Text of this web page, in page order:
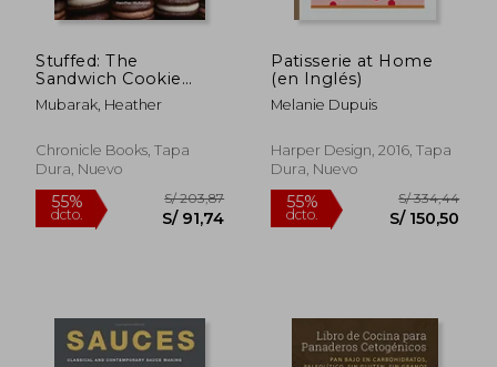
55%
dcto.
S/ 218,36 55%
dcto.
Stuffed: The
Sandwich Cookie
Book (en Inglés)
Mubarak, Heather
Chronicle Books, Tapa
Dura, Nuevo
Patisserie at Home
(en Inglés)
Melanie Dupuis
Harper Design, 2016, Tapa
Dura, Nuevo